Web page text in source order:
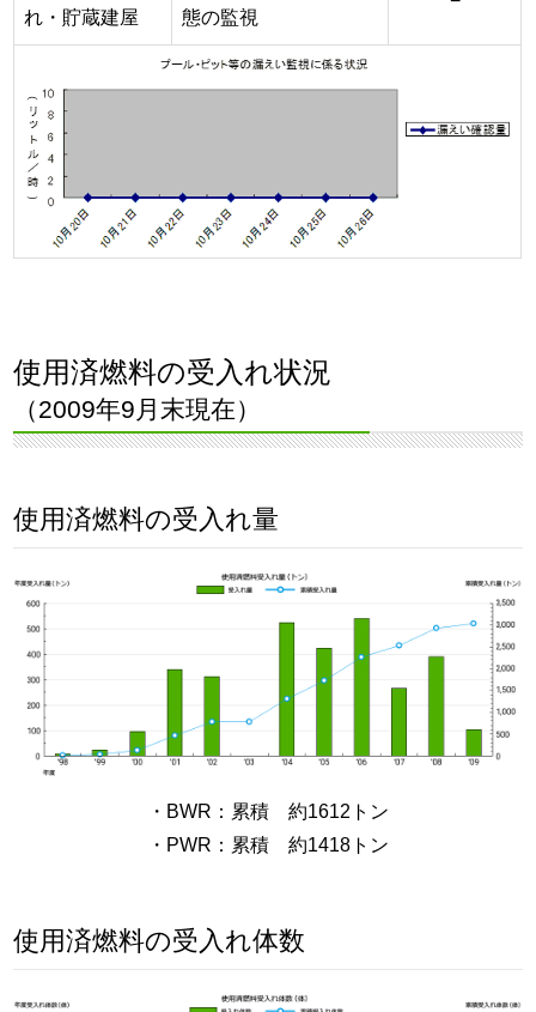
れ・貯蔵建屋
態の監視
使用済燃料の受入れ状況
（2009年9月末現在）
使用済燃料の受入れ量
・BWR：累積 約1612トン
・PWR：累積 約1418トン
使用済燃料の受入れ体数